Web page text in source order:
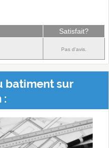
Satisfait?
Pas d'avis.
batiment sur
: